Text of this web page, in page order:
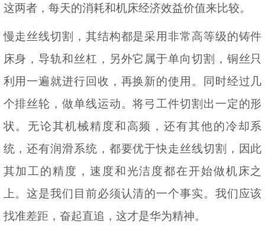
这两者，每天的消耗和机床经济效益价值来比较。
慢走丝线切割，其结构都是采用非常高等级的铸件
床身，导轨和丝杠，另外它属于单向切割，铜丝只
利用一遍就进行回收，再换新的使用。同时经过几
个排丝轮，做单线运动。将弓工件切割出一定的形
状。无论其机械精度和高频，还有其他的冷却系
统，还有润滑系统，都要优于快走丝线切割，因此
其加工的精度，速度和光洁度都在开始做机床之
上。这是我们目前必须认清的一个事实。我们应该
找准差距，奋起直追，这才是华为精神。